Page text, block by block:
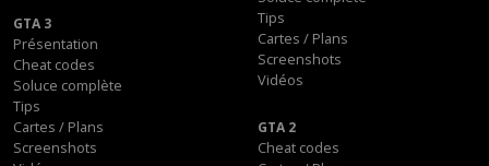
Tips
Cartes / Plans
Screenshots
Vidéos
GTA 3
Présentation
Cheat codes
Soluce complète
Tips
Cartes / Plans
Screenshots
GTA 2
Cheat codes